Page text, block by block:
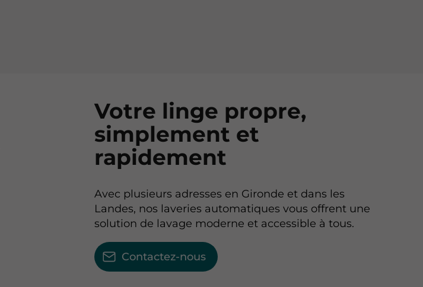
Votre linge propre,
simplement et
rapidement
Avec plusieurs adresses en Gironde et dans les
Landes, nos laveries automatiques vous offrent une
solution de lavage moderne et accessible à tous.
Contactez-nous